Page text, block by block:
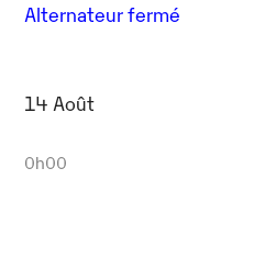
Alternateur fermé
14 Août
0h00